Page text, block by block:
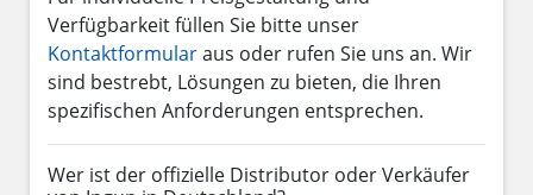
Verfügbarkeit füllen Sie bitte unser
Kontaktformularaus oder rufen Sie uns an. Wir
sind bestrebt, Lösungen zu bieten, die Ihren
spezifischen Anforderungen entsprechen.
Wer ist der offizielle Distributor oder Verkäufer